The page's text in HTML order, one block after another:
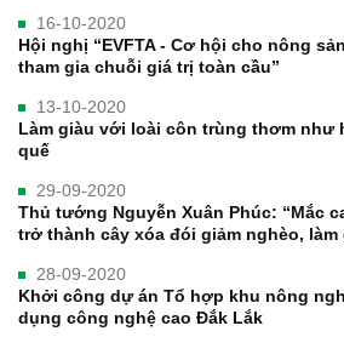
16-10-2020
Hội nghị “EVFTA - Cơ hội cho nông
tham gia chuỗi giá trị toàn cầu”
13-10-2020
Làm giàu với loài côn trùng thơm như
quế
29-09-2020
Thủ tướng Nguyễn Xuân Phúc: “Mắc
trở thành cây xóa đói giảm nghèo, làm
28-09-2020
Khởi công dự án Tổ hợp khu nông
dụng công nghệ cao Đắk Lắk